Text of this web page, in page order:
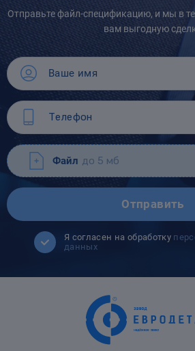
Отправьте файл-спецификацию, и мы в
вам выгодную
Файл до 5 мб
Отправить
Я согласен на обработку
данных